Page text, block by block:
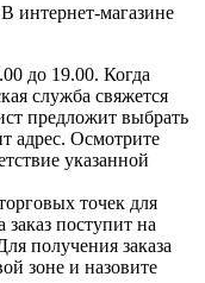
интернет-магазине
до 19.00. Когда
служба свяжется
предложит выбрать
адрес. Осмотрите
указанной
точек для
поступит на
получения заказа
зоне и назовите